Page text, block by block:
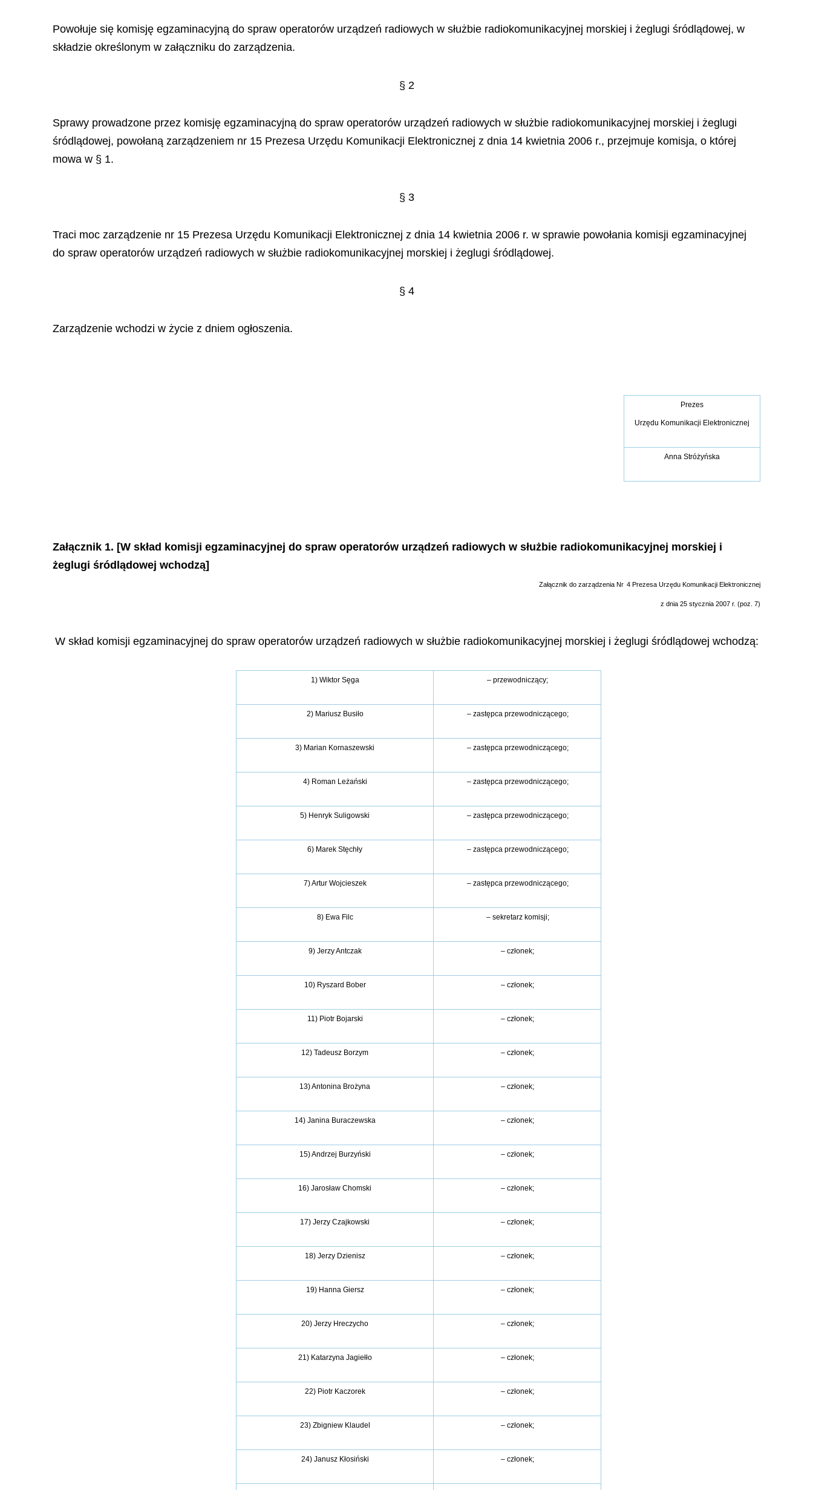
Powołuje się komisję egzaminacyjną do spraw operatorów urządzeń radiowych w służbie radiokomunikacyjnej morskiej i żeglugi śródlądowej, w
składzie określonym w załączniku do zarządzenia.
§ 2
Sprawy prowadzone przez komisję egzaminacyjną do spraw operatorów urządzeń radiowych w służbie radiokomunikacyjnej morskiej i żeglugi
śródlądowej, powołaną zarządzeniem nr 15 Prezesa Urzędu Komunikacji Elektronicznej z dnia 14 kwietnia 2006 r., przejmuje komisja, o której
mowa w § 1.
§ 3
Traci moc zarządzenie nr 15 Prezesa Urzędu Komunikacji Elektronicznej z dnia 14 kwietnia 2006 r. w sprawie powołania komisji egzaminacyjnej
do spraw operatorów urządzeń radiowych w służbie radiokomunikacyjnej morskiej i żeglugi śródlądowej.
§ 4
Zarządzenie wchodzi w życie z dniem ogłoszenia.
Prezes
Urzędu Komunikacji Elektronicznej
Anna Stróżyńska
Załącznik 1. [W skład komisji egzaminacyjnej do spraw operatorów urządzeń radiowych w służbie radiokomunikacyjnej morskiej i
żeglugi śródlądowej wchodzą]
Załącznik do zarządzenia Nr 4 Prezesa Urzędu Komunikacji Elektronicznej
z dnia 25 stycznia 2007 r. (poz. 7)
W skład komisji egzaminacyjnej do spraw operatorów urządzeń radiowych w służbie radiokomunikacyjnej morskiej i żeglugi śródlądowej wchodzą:
1) Wiktor Sęga – przewodniczący;
2) Mariusz Busiło – zastępca przewodniczącego;
3) Marian Kornaszewski – zastępca przewodniczącego;
4) Roman Leżański – zastępca przewodniczącego;
5) Henryk Suligowski – zastępca przewodniczącego;
6) Marek Stęchły – zastępca przewodniczącego;
7) Artur Wojcieszek – zastępca przewodniczącego;
8) Ewa Filc – sekretarz komisji;
9) Jerzy Antczak – członek;
10) Ryszard Bober – członek;
11) Piotr Bojarski – członek;
12) Tadeusz Borzym – członek;
13) Antonina Brożyna – członek;
14) Janina Buraczewska – członek;
15) Andrzej Burzyński – członek;
16) Jarosław Chomski – członek;
17) Jerzy Czajkowski – członek;
18) Jerzy Dzienisz – członek;
19) Hanna Giersz – członek;
20) Jerzy Hreczycho – członek;
21) Katarzyna Jagiełło – członek;
22) Piotr Kaczorek – członek;
23) Zbigniew Klaudel – członek;
24) Janusz Kłosiński – członek;